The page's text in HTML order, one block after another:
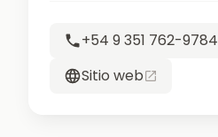
+54 9 351 762-9784
Sitio web